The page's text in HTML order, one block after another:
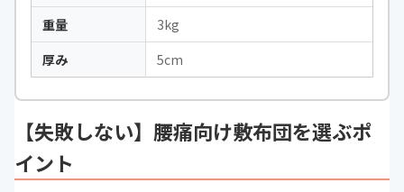
重量
3kg
厚み
5cm
【失敗しない】腰痛向け敷布団を選ぶポ
イント